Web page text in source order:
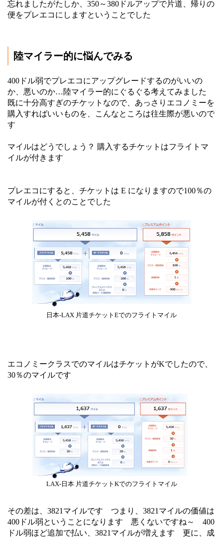
忘れましたがたしか、350～380ドルアップで片道、帰りの
便をプレエコにしますということでした
陸マイラー的に悩んでみる
400ドル弱でプレエコにアップグレードするのがいいの
か、悪いのか…陸マイラー的にぐるぐる考えてみました
既に十分高すぎのチケットなので、あっさりエコノミーを
購入すればいいものを、こんなところは往生際が悪いので
す
マイルはどうでしょう？ 購入するチケットはフライトマ
イルが付きます
プレエコにすると、チケットは E になりますので100％の
マイルが付くとのことでした
日本-LAX 片道チケットEでのフライトマイル
エコノミークラスでのマイルはチケットがKでしたので、
30％のマイルです
LAX-日本 片道チケットKでのフライトマイル
その差は、3821マイルです つまり、3821マイルの価値は
400ドル弱ということになります 悪くないですね～ 400
ドル弱ほど追加で払い、3821マイルが増えます 更に、成